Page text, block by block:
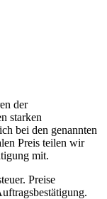
der
starken
bei den genannten
Preis teilen wir
mit.
Preise